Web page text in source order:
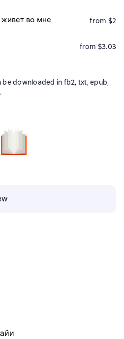
во мне from $2
from $3.03
downloaded in fb2, txt, epub,